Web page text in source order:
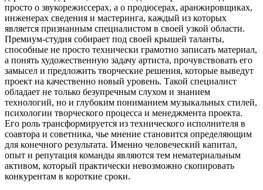
просто о звукорежиссерах, а о продюсерах, аранжировщиках,
инженерах сведения и мастеринга, каждый из которых
является признанным специалистом в своей узкой области.
Премиум-студия собирает под своей крышей таланты,
способные не просто технически грамотно записать материал,
а понять художественную задачу артиста, прочувствовать его
замысел и предложить творческие решения, которые выведут
проект на качественно новый уровень. Такой специалист
обладает не только безупречным слухом и знанием
технологий, но и глубоким пониманием музыкальных стилей,
психологии творческого процесса и менеджмента проекта.
Его роль трансформируется из технического исполнителя в
соавтора и советника, чье мнение становится определяющим
для конечного результата. Именно человеческий капитал,
опыт и репутация команды являются тем нематериальным
активом, который практически невозможно скопировать
конкурентам в короткие сроки.